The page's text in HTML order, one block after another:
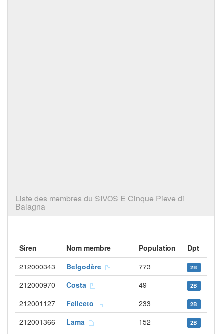
Liste des membres du SIVOS E Cinque Pieve di
Balagna
Siren Nom membre Population
Dpt
212000343
Belgodère 773 2B
212000970 Costa 49 2B
212001127 Feliceto 233 2B
212001366 Lama 152 2B